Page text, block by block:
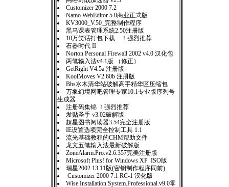
Customizer 2000 7.2
Namo WebEditor 5.0商业正式版
KV3000_V.50_完整制作程序
黑马课表管理系统2.50注册版
10万笑话打包下载 ！强烈推荐
石器时代 II
Norton Personal Firewall 2002 v4.0 汉化包
两笔输入法v4.1版 （修正）
GetRight V4.5a 注册版
KoolMoves V2.60b 注册版
Bbs水木清华站破解高手精华区压缩包
万象幻境网吧管理专家10.1专业版序列号
生成器
注册码集锦 ！强烈推荐
发贴圣手 v3.02破解版
超星图书阅读器3.54完全注册版
IE设置选项完全控制工具 1.1
流光基础教程的CHM帮助文件
龙文五笔输入法最新破解版
ZoneAlarm.Pro.v2.6.357完美注册版
Microsoft Plus! for Windows XP ISO版
瑞星2002 13.11版(密钥制作程序同前)
Customizer 2000 7.1 RC-1 汉化版
Wise.Installation.System.Professional.v9.0零